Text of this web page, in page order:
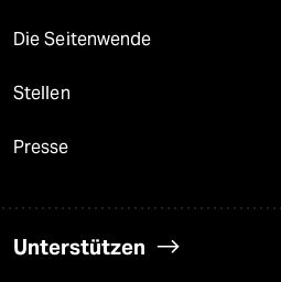
Die Seitenwende
Stellen
Presse
Unterstützen